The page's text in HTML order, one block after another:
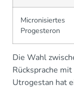
Micronisiertes
Progesteron
Die Wahl
Rücksprache
Utrogestan hat